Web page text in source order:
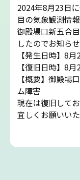
吉田ルー
富士山まめ
観天望
雷の危険
2024年8月23日
目の気象観測情
御殿場口新五合
したのでお知ら
【発生日時】8
【復旧日時】8
【概要】御殿場
ム障害
現在は復旧して
宜しくお願いいた